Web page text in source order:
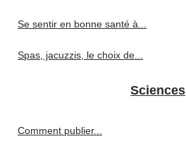
Se sentir en bonne santé à...
Spas, jacuzzis, le choix de...
Sciences
Comment publier...